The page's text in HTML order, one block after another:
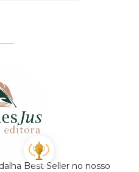
Best Seller no nosso